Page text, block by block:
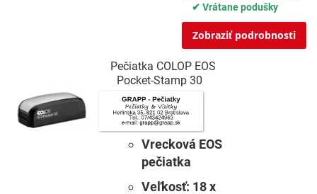
✔ Vrátane podušky
Zobraziť podrobnosti
Pečiatka COLOP EOS
Pocket-Stamp 30
Vrecková EOS
pečiatka
Veľkosť: 18 x